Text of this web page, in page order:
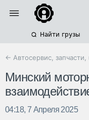
Найти грузы
← Автосервис,
Минский
04:18, 7 Апреля 2025